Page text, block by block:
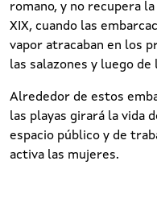
romano, y no recupera
XIX, cuando las
vapor atracaban en los
las salazones y luego de
Alrededor de estos
las playas girará la vida
espacio público y de
activa las mujeres.